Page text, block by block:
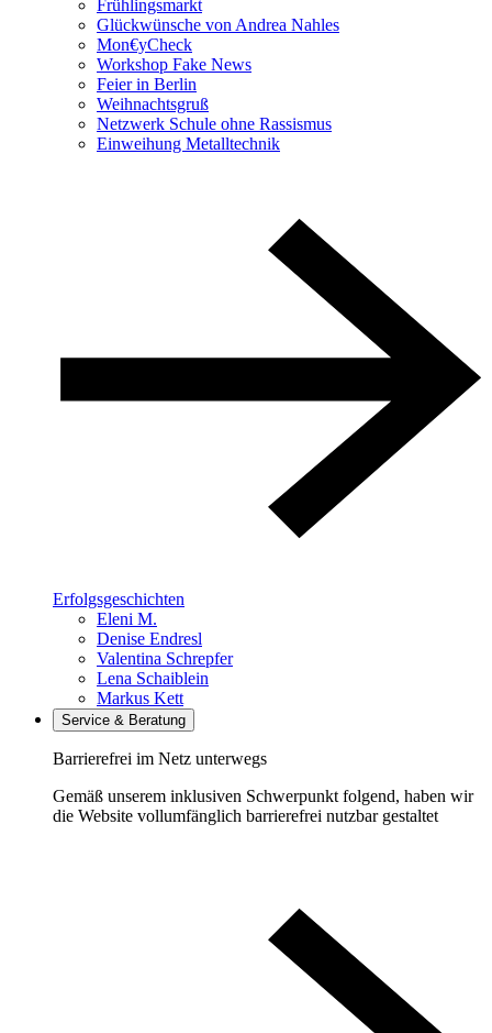
Frühlingsmarkt
Glückwünsche von Andrea Nahles
Mon€yCheck
Workshop Fake News
Feier in Berlin
Weihnachtsgruß
Netzwerk Schule ohne Rassismus
Einweihung Metalltechnik
Erfolgsgeschichten
Eleni M.
Denise Endresl
Valentina Schrepfer
Lena Schaiblein
Markus Kett
Service & Beratung
Barrierefrei im Netz unterwegs
Gemäß unserem inklusiven Schwerpunkt folgend, haben wir
die Website vollumfänglich barrierefrei nutzbar gestaltet